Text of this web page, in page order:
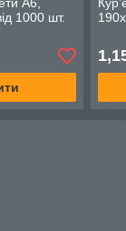
А6,
1000 шт.